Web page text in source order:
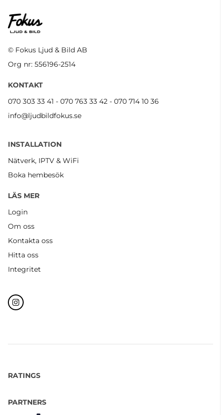
© Fokus Ljud & Bild AB
Org nr: 556196-2514
KONTAKT
070 303 33 41 - 070 763 33 42 - 070 714 10 36
info@ljudbildfokus.se
INSTALLATION
Nätverk, IPTV & WiFi
Boka hembesök
LÄS MER
Login
Om oss
Kontakta oss
Hitta oss
Integritet
RATINGS
PARTNERS